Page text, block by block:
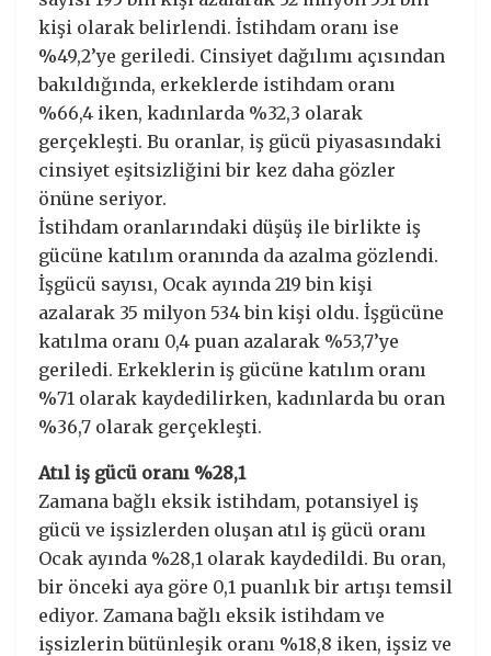
kişi olarak belirlendi. İstihdam oranı ise
%49,2’ye geriledi. Cinsiyet dağılımı açısından
bakıldığında, erkeklerde istihdam oranı
%66,4 iken, kadınlarda %32,3 olarak
gerçekleşti. Bu oranlar, iş gücü piyasasındaki
cinsiyet eşitsizliğini bir kez daha gözler
önüne seriyor.
İstihdam oranlarındaki düşüş ile birlikte iş
gücüne katılım oranında da azalma gözlendi.
İşgücü sayısı, Ocak ayında 219 bin kişi
azalarak 35 milyon 534 bin kişi oldu. İşgücüne
katılma oranı 0,4 puan azalarak %53,7’ye
geriledi. Erkeklerin iş gücüne katılım oranı
%71 olarak kaydedilirken, kadınlarda bu oran
%36,7 olarak gerçekleşti.
Atıl iş gücü oranı %28,1
Zamana bağlı eksik istihdam, potansiyel iş
gücü ve işsizlerden oluşan atıl iş gücü oranı
Ocak ayında %28,1 olarak kaydedildi. Bu oran,
bir önceki aya göre 0,1 puanlık bir artışı temsil
ediyor. Zamana bağlı eksik istihdam ve
işsizlerin bütünleşik oranı %18,8 iken, işsiz ve